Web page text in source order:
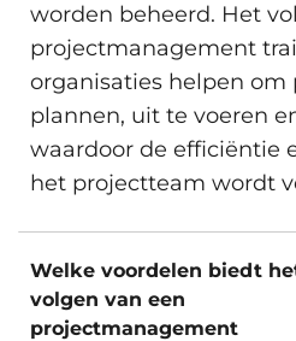
worden beheerd. Het
projectmanagement
organisaties helpen om
plannen, uit te voeren
waardoor de efficiëntie
het projectteam wordt
Welke voordelen biedt
volgen van een
projectmanagement